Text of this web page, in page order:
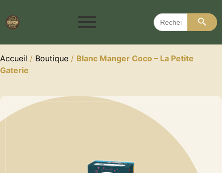
Search
for:
Search
Accueil / Boutique / Blanc Manger Coco – La Petite
Gaterie